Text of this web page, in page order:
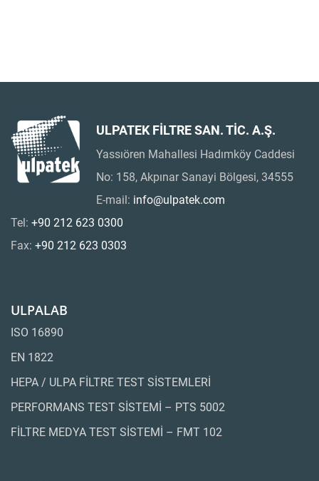
ULPATEK FİLTRE SAN. TİC. A.Ş.
Yassıören Mahallesi Hadımköy Caddesi
No: 158, Akpınar Sanayi Bölgesi, 34555
E-mail: info@ulpatek.com
Tel: +90 212 623 0300
Fax: +90 212 623 0303
ULPALAB
ISO 16890
EN 1822
HEPA / ULPA FİLTRE TEST SİSTEMLERİ
PERFORMANS TEST SİSTEMİ – PTS 5002
FİLTRE MEDYA TEST SİSTEMİ – FMT 102